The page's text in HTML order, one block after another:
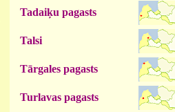
Tadaiķu pagasts
Talsi
Tārgales pagasts
Turlavas pagasts